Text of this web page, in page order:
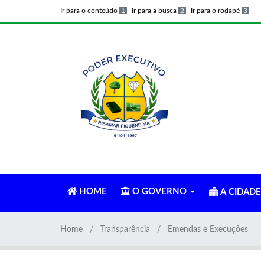
Ir para o conteúdo 1 Ir para a busca 2 Ir para o rodapé 3
HOME O GOVERNO A CIDADE
Home Transparência Emendas e Execuções